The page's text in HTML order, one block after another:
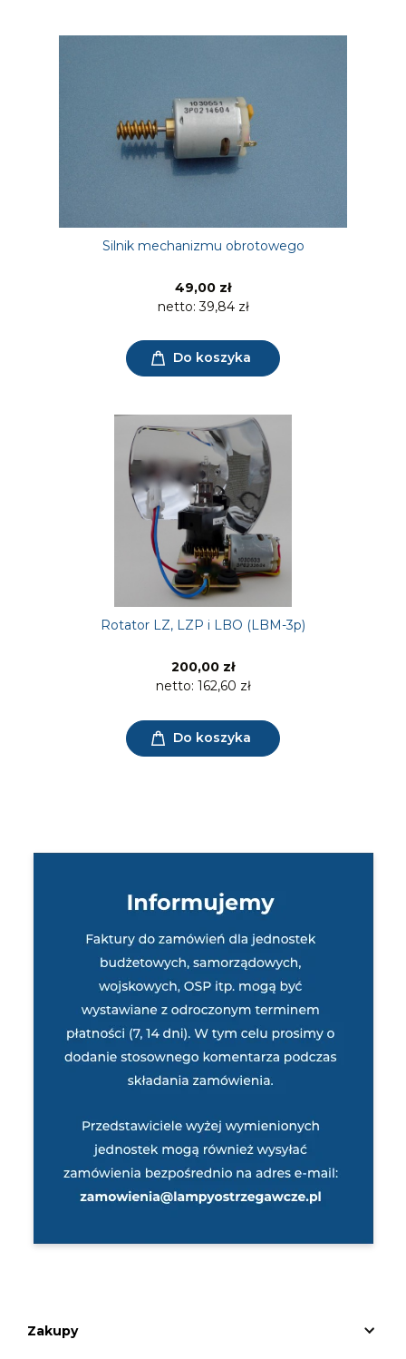
Silnik mechanizmu obrotowego
49,00 zł
netto:39,84 zł
Do koszyka
Rotator LZ, LZP i LBO (LBM-3p)
200,00 zł
netto: 162,60 zł
Do koszyka
Zakupy